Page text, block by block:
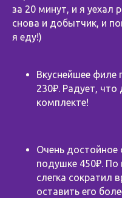
за 20 минут, и я уехал
снова и добытчик, и
я еду!)
Вкуснейшее
230₽. Радует,
комплекте!
Очень
подушке 450₽. По
слегка сократил
оставить его